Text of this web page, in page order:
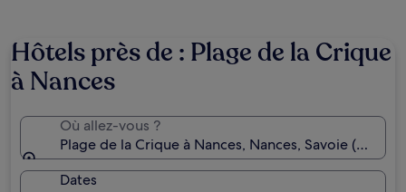
Hôtels près de : Plage de la Crique
à Nances
Où allez-vous ?
Plage de la Crique à Nances, Nances, Savoie
Dates